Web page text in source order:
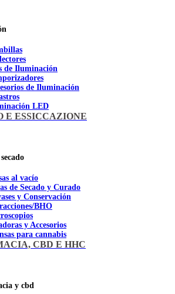
de Iluminación
de Iluminación
LED
LEC
E ESSICCAZIONE
al vacío
de Secado y Curado
y Conservación
BHO
y Accesorios
para cannabis
de cogollos
CBD E HHC
y cbd